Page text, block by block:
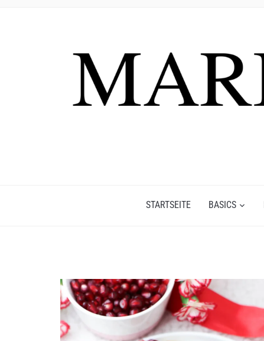
STARTSEITE BASICS